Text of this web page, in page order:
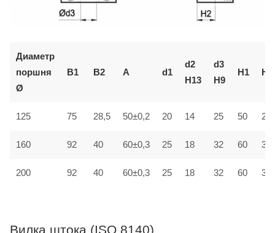
Диаметр
поршня
Ø
B1 B2 A d1
d2
H13
d3
H9
H1 H2
125 75 28,5 50±0,2 20 14 25 50
160 92 40 60±0,3 25 18 32 60
200 92 40 60±0,3 25 18 32 60
Вилка штока (ISO 8140)